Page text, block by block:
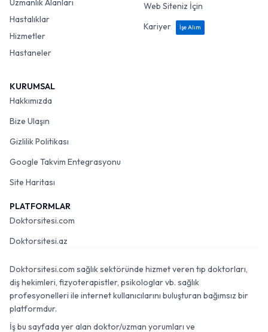
Uzmanlık Alanları
Hastalıklar
Hizmetler
Hastaneler
Web Siteniz İçin
Kariyer
İşe Alım
KURUMSAL
Hakkımızda
Bize Ulaşın
Gizlilik Politikası
Google Takvim Entegrasyonu
Site Haritası
PLATFORMLAR
Doktorsitesi.com
Doktorsitesi.az
Doktorsitesi.com sağlık sektöründe hizmet veren tıp doktorları,
diş hekimleri, fizyoterapistler, psikologlar vb. sağlık
profesyonelleri ile internet kullanıcılarını buluşturan bağımsız bir
platformdur.
İş bu sayfada yer alan doktor/uzman yorumları ve